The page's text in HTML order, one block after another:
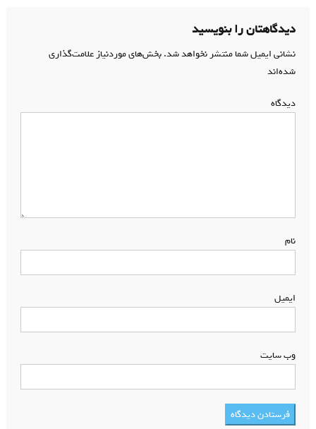
دیدگاهتان را بنویسید
نشانی ایمیل شما منتشر نخواهد شد.بخش‌های موردنیاز علامت‌گذاری
شده‌اند
دیدگاه
نام
ایمیل
وب‌ سایت